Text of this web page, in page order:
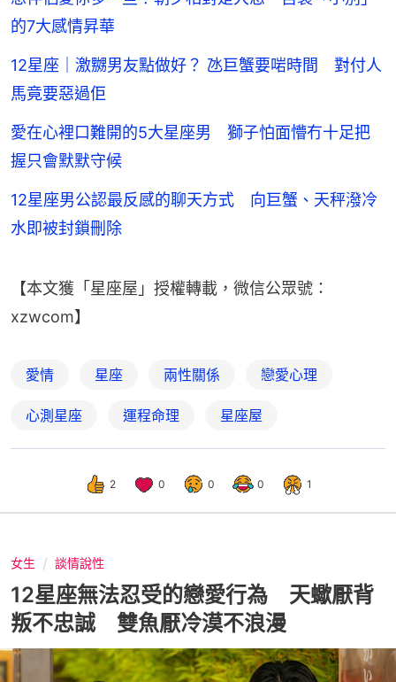
的7大感情昇華
12星座｜激嬲男友點做好？ 氹巨蟹要啱時間 對付人
馬竟要惡過佢
愛在心裡口難開的5大星座男 獅子怕面懵冇十足把
握只會默默守候
12星座男公認最反感的聊天方式 向巨蟹、天秤潑冷
水即被封鎖刪除
【本文獲「星座屋」授權轉載，微信公眾號：
xzwcom】
愛情 星座 兩性關係 戀愛心理
心測星座 運程命理 星座屋
2 0 0 0 1
女生 談情說性
12星座無法忍受的戀愛行為 天蠍厭背
叛不忠誠 雙魚厭冷漠不浪漫